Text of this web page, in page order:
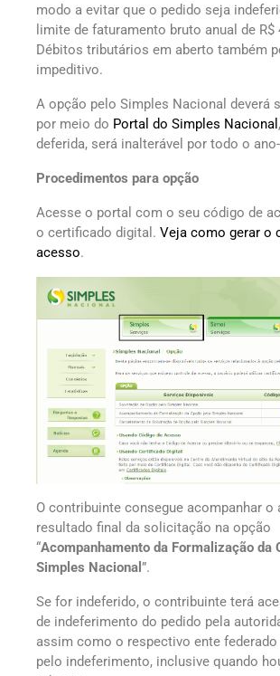
modo a evitar que o pedido seja
limite de faturamento bruto anual de R$
Débitos tributários em aberto também
impeditivo.
A opção pelo Simples Nacional deverá
por meio do Portal do Simples Nacional
deferida, será inalterável por todo o
Procedimentos para opção
Acesse o portal com o seu código de
o certificado digital. Veja como gerar o
acesso.
O contribuinte consegue acompanhar o
resultado final da solicitação na opção
“Acompanhamento da Formalização da
Simples Nacional ”.
Se for indeferido, o contribuinte terá
de indeferimento do pedido pela
assim como o respectivo ente
pelo indeferimento, inclusive quando